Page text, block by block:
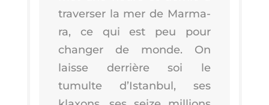
tra­ver­ser la mer de Mar­ma­
ra, ce qui est peu pour
chan­ger de monde. On
laisse der­rière soi le
tumulte d’Is­tan­bul, ses